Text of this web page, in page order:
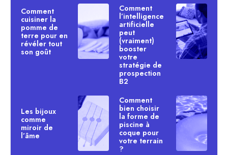
Comment
cuisiner la
pomme de
terre pour en
révéler tout
son goût
Comment
l’intelligence
artificielle
peut
(vraiment)
booster
votre
stratégie de
prospection
B2
Les bijoux
comme
miroir de
l’âme
Comment
bien choisir
la forme de
piscine à
coque pour
votre terrain
?